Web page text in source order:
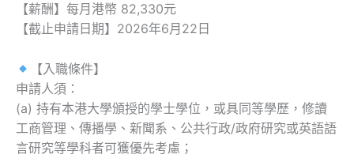
【薪酬】每月港幣 82,330元
【截止申請日期】2026年6月22日
【入職條件】
申請人須：
(a) 持有本港大學頒授的學士學位，或具同等學歷，修讀
工商管理、傳播學、新聞系、公共行政/政府研究或英語語
言研究等學科者可獲優先考慮；